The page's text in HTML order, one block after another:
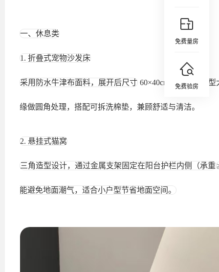
免费量房
免费验房
一、休息类
1. 折叠式宠物沙发床
采用防水牛津布面料，展开后尺寸 60×40cm，适合中小
缘做圆角处理，搭配可拆洗棉垫，兼顾舒适与清洁。
2. 悬挂式猫窝
三角造型设计，通过金属支架固定在阳台护栏内侧（承重
能避免地面潮气，适合小户型节省地面空间。